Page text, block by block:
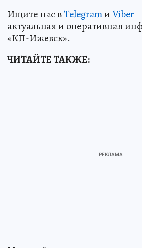
Ищите нас вTelegramиViber
актуальная и оперативная
«КП-Ижевск».
ЧИТАЙТЕ ТАКЖЕ: